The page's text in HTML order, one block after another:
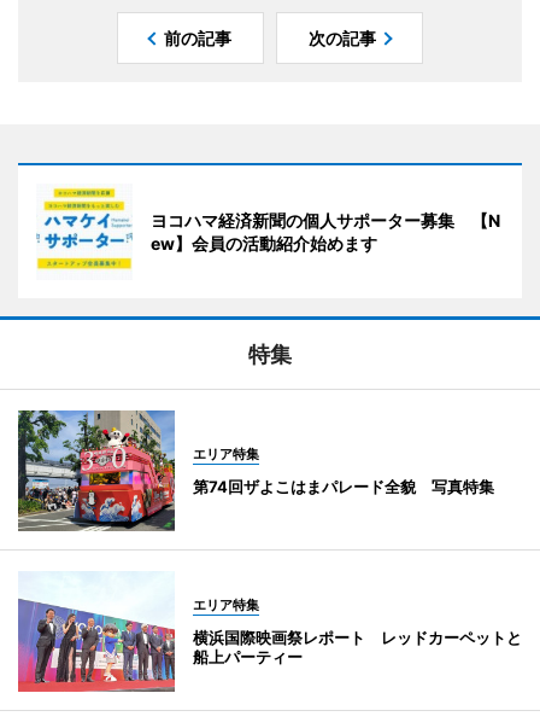
前の記事 次の記事
ヨコハマ経済新聞の個人サポーター募集 【N
ew】会員の活動紹介始めます
特集
エリア特集
第74回ザよこはまパレード全貌 写真特集
エリア特集
横浜国際映画祭レポート レッドカーペットと
船上パーティー